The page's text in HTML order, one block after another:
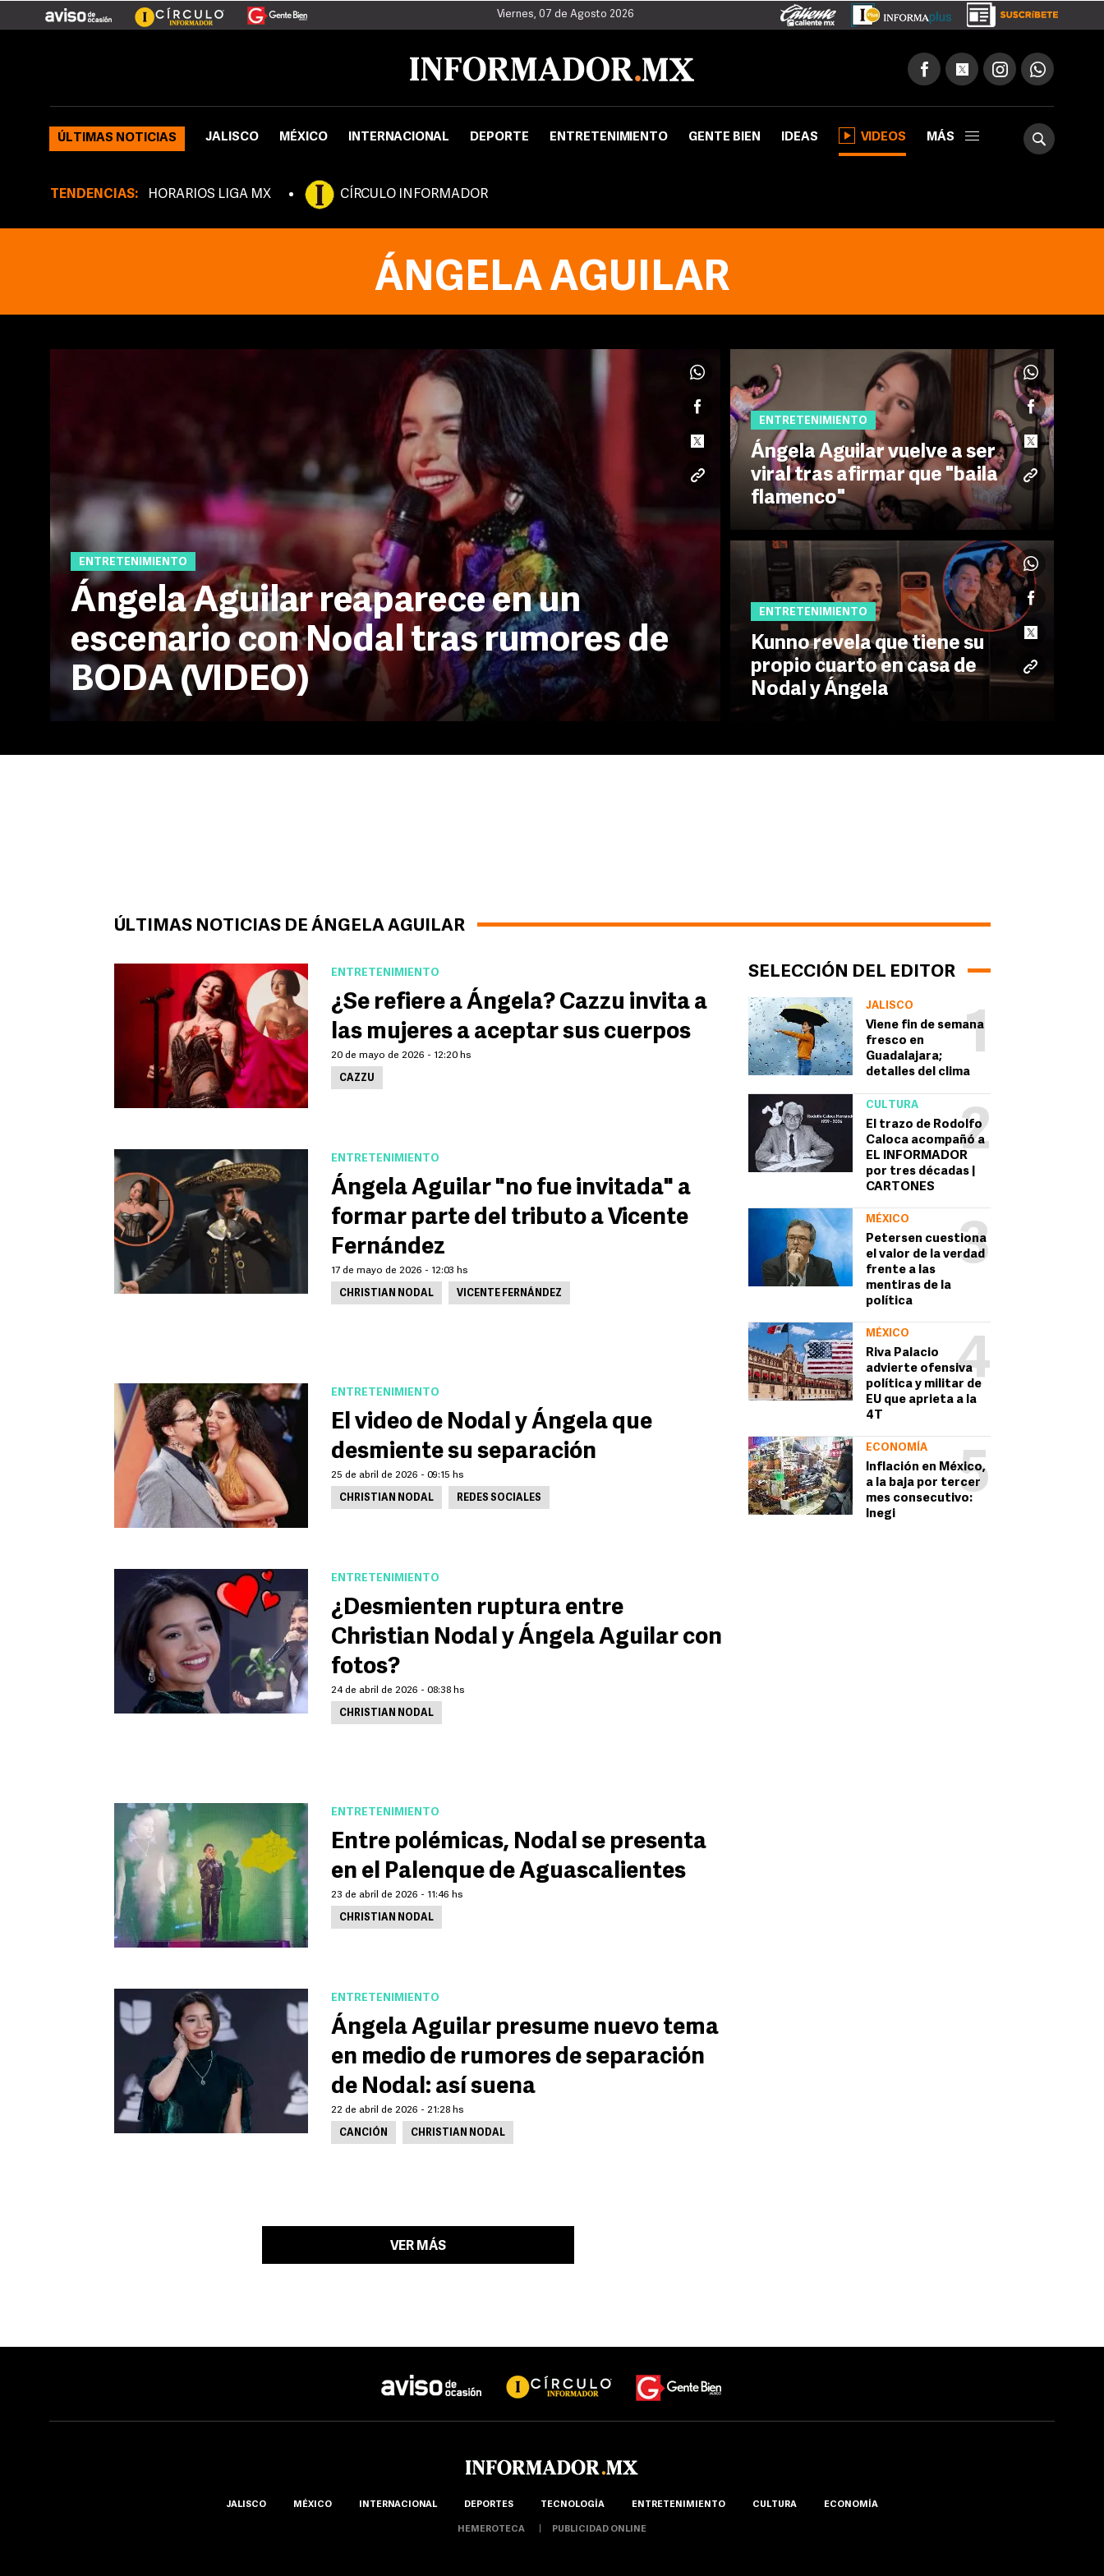
Viernes, 07 de Agosto 2026
ÚLTIMAS NOTICIAS JALISCO MÉXICO INTERNACIONAL DEPORTE ENTRETENIMIENTO GENTE BIEN IDEAS VIDEOS MÁS
TENDENCIAS: HORARIOS LIGA MX CÍRCULO INFORMADOR
ÁNGELA AGUILAR
ENTRETENIMIENTO
Ángela Aguilar reaparece en un
escenario con Nodal tras rumores de
BODA (VIDEO)
ENTRETENIMIENTO
Ángela Aguilar vuelve a ser
viral tras afirmar que "baila
flamenco"
ENTRETENIMIENTO
Kunno revela que tiene su
propio cuarto en casa de
Nodal y Ángela
ÚLTIMAS NOTICIAS DE ÁNGELA AGUILAR
SELECCIÓN DEL EDITOR
1
JALISCO
Viene fin de semana
fresco en
Guadalajara;
detalles del clima
2
CULTURA
El trazo de Rodolfo
Caloca acompañó a
EL INFORMADOR
por tres décadas |
CARTONES
3
MÉXICO
Petersen cuestiona
el valor de la verdad
frente a las
mentiras de la
política
4
MÉXICO
Riva Palacio
advierte ofensiva
política y militar de
EU que aprieta a la
4T
5
ECONOMÍA
Inflación en México,
a la baja por tercer
mes consecutivo:
Inegi
ENTRETENIMIENTO
¿Se refiere a Ángela? Cazzu invita a
las mujeres a aceptar sus cuerpos
20 de mayo de 2026 - 12:20 hs
CAZZU
ENTRETENIMIENTO
Ángela Aguilar "no fue invitada" a
formar parte del tributo a Vicente
Fernández
17 de mayo de 2026 - 12:03 hs
CHRISTIAN NODAL VICENTE FERNÁNDEZ
ENTRETENIMIENTO
El video de Nodal y Ángela que
desmiente su separación
25 de abril de 2026 - 09:15 hs
CHRISTIAN NODAL REDES SOCIALES
ENTRETENIMIENTO
¿Desmienten ruptura entre
Christian Nodal y Ángela Aguilar con
fotos?
24 de abril de 2026 - 08:38 hs
CHRISTIAN NODAL
ENTRETENIMIENTO
Entre polémicas, Nodal se presenta
en el Palenque de Aguascalientes
23 de abril de 2026 - 11:46 hs
CHRISTIAN NODAL
ENTRETENIMIENTO
Ángela Aguilar presume nuevo tema
en medio de rumores de separación
de Nodal: así suena
22 de abril de 2026 - 21:28 hs
CANCIÓN CHRISTIAN NODAL
VER MÁS
JALISCO MÉXICO INTERNACIONAL DEPORTES TECNOLOGÍA ENTRETENIMIENTO CULTURA ECONOMÍA
HEMEROTECA PUBLICIDAD ONLINE